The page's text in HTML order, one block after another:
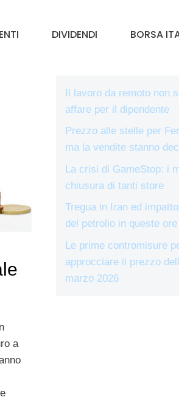
DIVIDENDI BORSA
a
Il lavoro da remoto non
affare per il dipendente
Prezzo alle stelle per
ma la vendite stanno
La crisi di GameStop: i
chiusura di tanti store
Tregua in Iran ed
del petrolio in queste ore
Le prime contromisure
approcciare il prezzo
marzo 2026